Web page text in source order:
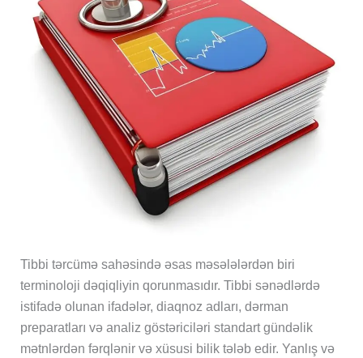
Tibbi tərcümə sahəsində əsas məsələlərdən biri
terminoloji dəqiqliyin qorunmasıdır. Tibbi sənədlərdə
istifadə olunan ifadələr, diaqnoz adları, dərman
preparatları və analiz göstəriciləri standart gündəlik
mətnlərdən fərqlənir və xüsusi bilik tələb edir. Yanlış və